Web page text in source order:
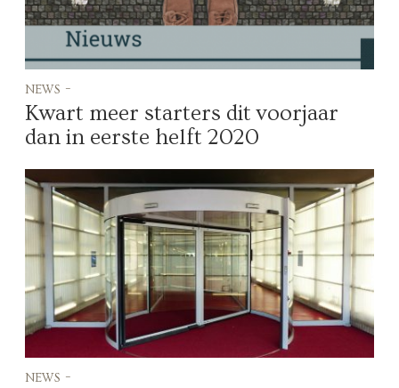
news -
Kwart meer starters dit voorjaar
dan in eerste helft 2020
news -